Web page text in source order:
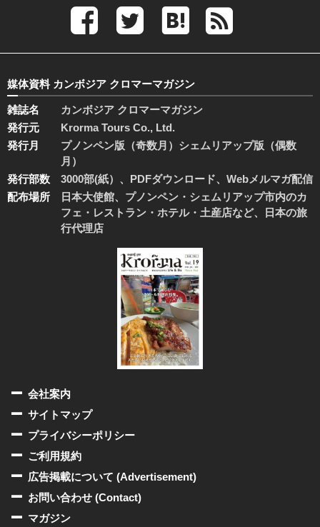
媒体資料 カンボジア クロマーマガジン
雑誌名
カンボジア クロマーマガジン
発行元
Krorma Tours Co., Ltd.
発行月
プノンペン版（奇数月）シェムリアップ版（偶数
月）
発行部数
3000部(紙）、PDFダウンロード、Webメルマガ配信
配布場所
日本大使館、プノンペン・シェムリアップ市内のカ
フェ・レストラン・ホテル・土産店など、日本の旅
行代理店
会社案内
サイトマップ
プライバシーポリシー
ご利用規約
広告掲載について (Advertisement)
お問い合わせ (Contact)
マガジン